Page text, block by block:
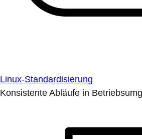
Linux-Standardisierung
Konsistente Abläufe in